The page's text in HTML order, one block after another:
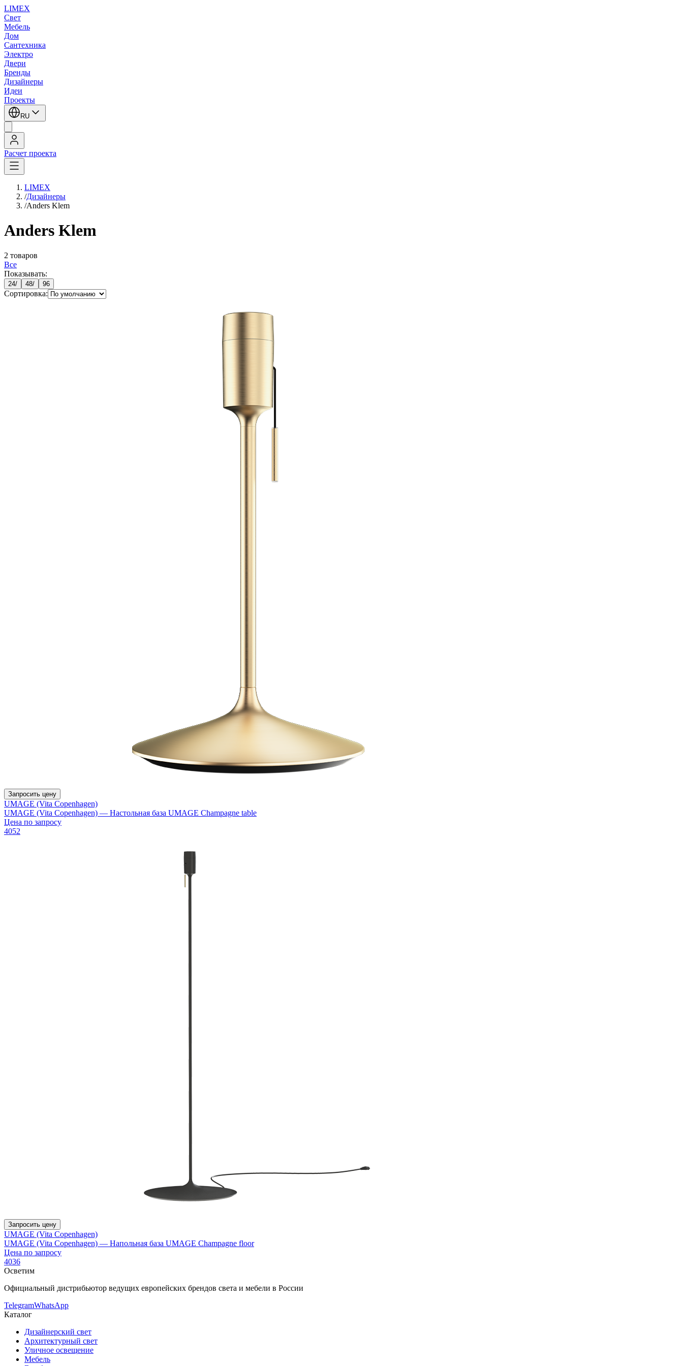
LIMEX
Свет
Мебель
Дом
Сантехника
Электро
Двери
Бренды
Дизайнеры
Идеи
Проекты
RU
Расчет проекта
LIMEX
/Дизайнеры
/Anders Klem
Anders Klem
2 товаров
Все
Показывать:
24/ 48/ 96
Сортировка:
Запросить цену
UMAGE (Vita Copenhagen)
UMAGE (Vita Copenhagen) — Настольная база UMAGE Champagne table
Цена по запросу
4052
Запросить цену
UMAGE (Vita Copenhagen)
UMAGE (Vita Copenhagen) — Напольная база UMAGE Champagne floor
Цена по запросу
4036
Осветим
Официальный дистрибьютор ведущих европейских брендов света и мебели в России
TelegramWhatsApp
Каталог
Дизайнерский свет
Архитектурный свет
Уличное освещение
Мебель